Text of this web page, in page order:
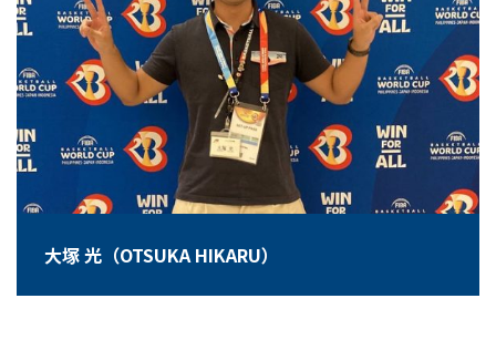
大塚 光（OTSUKA HIKARU）